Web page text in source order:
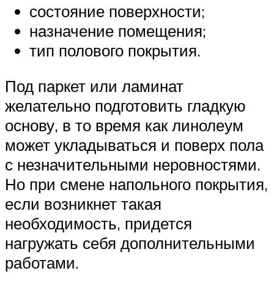
состояние поверхности;
назначение помещения;
тип полового покрытия.
Под паркет или ламинат
желательно подготовить гладкую
основу, в то время как линолеум
может укладываться и поверх пола
с незначительными неровностями.
Но при смене напольного покрытия,
если возникнет такая
необходимость, придется
нагружать себя дополнительными
работами.